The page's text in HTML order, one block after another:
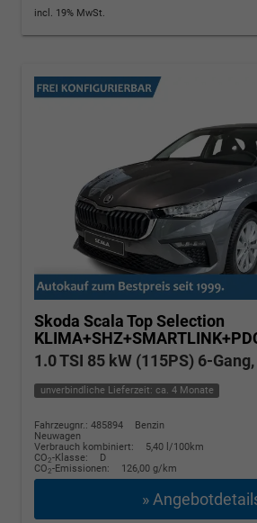
incl. 19% MwSt.
Skoda ScalaTop Selection
1.0 TSI 85 kW (115PS) 6-
unverbindliche Lieferzeit: ca. 4 Monate
Fahrzeugnr.: 485894
Benzin
Neuwagen
Verbrauch kombiniert:
5,40 l/100km
CO2-Klasse:
D
CO2-Emissionen: 126,00 g/km
»